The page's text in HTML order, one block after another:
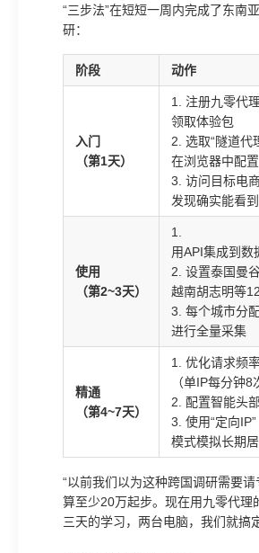
“三步法”在短短一周内完成了东南
研：
阶段 动作
入门
（第1天）
1. 注册九零代理
领取体验包
2. 选取“隧道代
在浏览器中配置
3. 访问目标电商
发现确实能看
使用
（第2~3天）
1.
用API集成到数
2. 设置泰国曼谷
越南胡志明等
3. 每个城市分配
进行全量采集
精通
（第4~7天）
1. 优化请求频
（单IP每分钟8
2. 配置智能头
3. 使用“定向IP”
模式模拟长期
“以前我们以为这种跨国调研需要
算至少20万起步。现在用九零代理
三天的学习，两台电脑，我们就搞